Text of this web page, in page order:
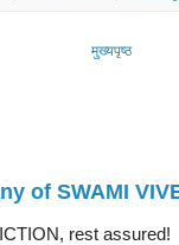
मुख्यपृष्ठ
of SWAMI
rest